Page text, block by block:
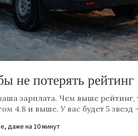
не потерять рейтинг
зарплата. Чем выше
4.8 и выше. У вас будет 5 звезд
даже на 10 минут